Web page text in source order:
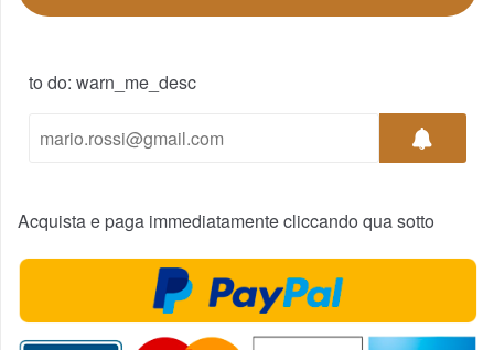
to do: warn_me_desc
Acquista e paga immediatamente cliccando qua sotto